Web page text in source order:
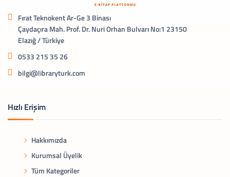
Fırat Teknokent Ar-Ge 3 Binası
Çaydaçıra Mah. Prof. Dr. Nuri Orhan Bulvarı No:1 23150
Elazığ / Türkiye
0533 215 35 26
bilgi@libraryturk.com
Hızlı Erişim
Hakkımızda
Kurumsal Üyelik
Tüm Kategoriler